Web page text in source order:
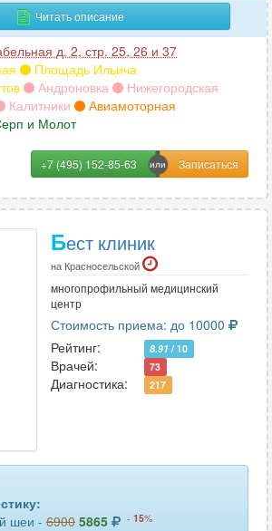
Читать описание
д. 2, стр. 25, 26 и 37
Площадь Ильича
Андроновка
Нижегородская
Калитники
Авиамоторная
и Молот
+7 (495) 152-85-63
Бест клиник
на Красносельской
многопрофильный медицинский
центр
Стоимость приема: до 10000
Рейтинг:
8.91 / 10
Врачей: 73
Диагностика: 217
шеи - 6900 5865 - 15%